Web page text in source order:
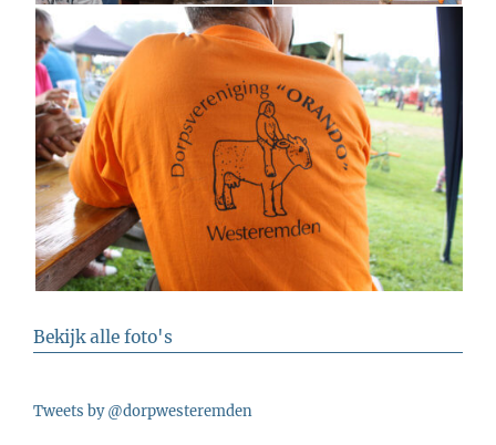
Bekijk alle foto's
Tweets by @dorpwesteremden